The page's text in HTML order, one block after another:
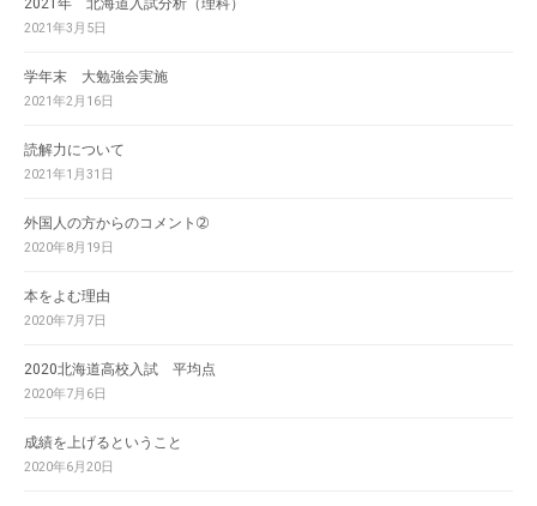
2021年 北海道入試分析（理科）
2021年3月5日
学年末 大勉強会実施
2021年2月16日
読解力について
2021年1月31日
外国人の方からのコメント➁
2020年8月19日
本をよむ理由
2020年7月7日
2020北海道高校入試 平均点
2020年7月6日
成績を上げるということ
2020年6月20日